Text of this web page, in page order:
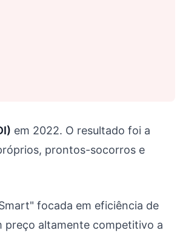
em 2022. O resultado foi a
prontos-socorros e
focada em eficiência de
preço altamente competitivo a